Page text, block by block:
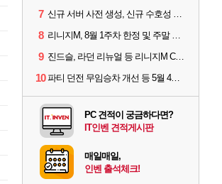
7 신규 서버 사전 생성, 신규 수호성 추가 등 3월 1주차 업데이트 이슈
8 리니지M, 8월 1주차 한정 및 주말 제작 정보
9 진드슬, 라던 리뉴얼 등 리니지M ContiNew 업데이트 핵심 요약
10 파티 던전 무임승차 개선 등 5월 4주차 업데이트 이슈
PC 견적이 궁금하다면?
IT인벤 견적게시판
매일매일,
인벤 출석체크!